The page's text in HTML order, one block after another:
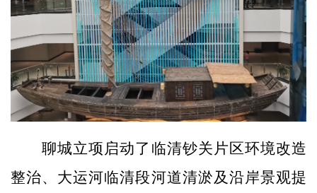
聊城立项启动了临清钞关片区环境改造
整治、大运河临清段河道清淤及沿岸景观提